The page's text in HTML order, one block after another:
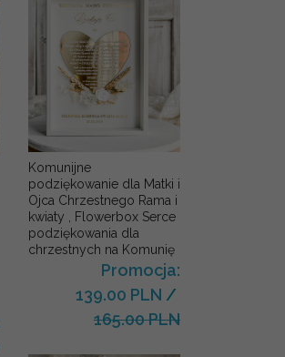
Komunijne
podziękowanie dla Matki i
Ojca Chrzestnego Rama i
kwiaty , Flowerbox Serce
podziękowania dla
chrzestnych na Komunię
Promocja:
139.00 PLN /
165.00 PLN